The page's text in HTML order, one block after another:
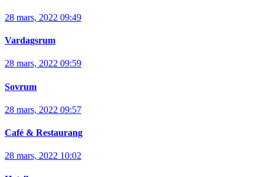
28 mars, 2022 09:49
Vardagsrum
28 mars, 2022 09:59
Sovrum
28 mars, 2022 09:57
Café & Restaurang
28 mars, 2022 10:02